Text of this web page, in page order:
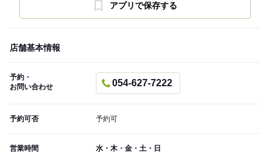
アプリで保存する
店舗基本情報
予約・
お問い合わせ
054-627-7222
予約可否 予約可
営業時間 水・木・金・土・日